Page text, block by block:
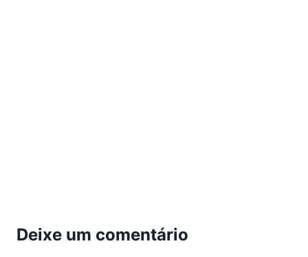
Deixe um comentário